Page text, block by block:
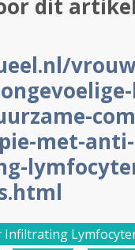
dit
met-
Infiltrating